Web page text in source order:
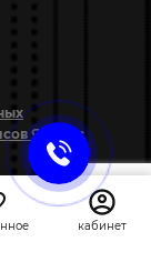
Яндекс
кабинет